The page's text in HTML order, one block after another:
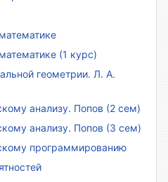
(1 курс)
геометрии. Л. А.
анализу. Попов (2 сем)
анализу. Попов (3 сем)
программированию